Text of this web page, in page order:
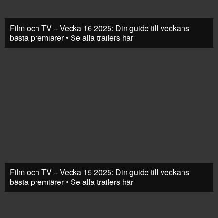
Film och TV – Vecka 16 2025: Din guide till veckans
bästa premiärer • Se alla trailers här
Film och TV – Vecka 15 2025: Din guide till veckans
bästa premiärer • Se alla trailers här